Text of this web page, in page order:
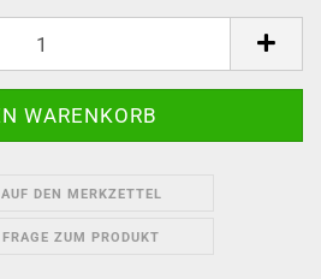
AUF DEN MERKZETTEL
FRAGE ZUM PRODUKT